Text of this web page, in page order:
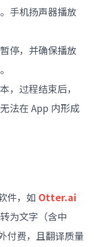
手机扬声器播放
停，并确保播放
，过程结束后，
法在 App 内形成
件，如 Otter.ai
为文字（含中
付费，且翻译质量